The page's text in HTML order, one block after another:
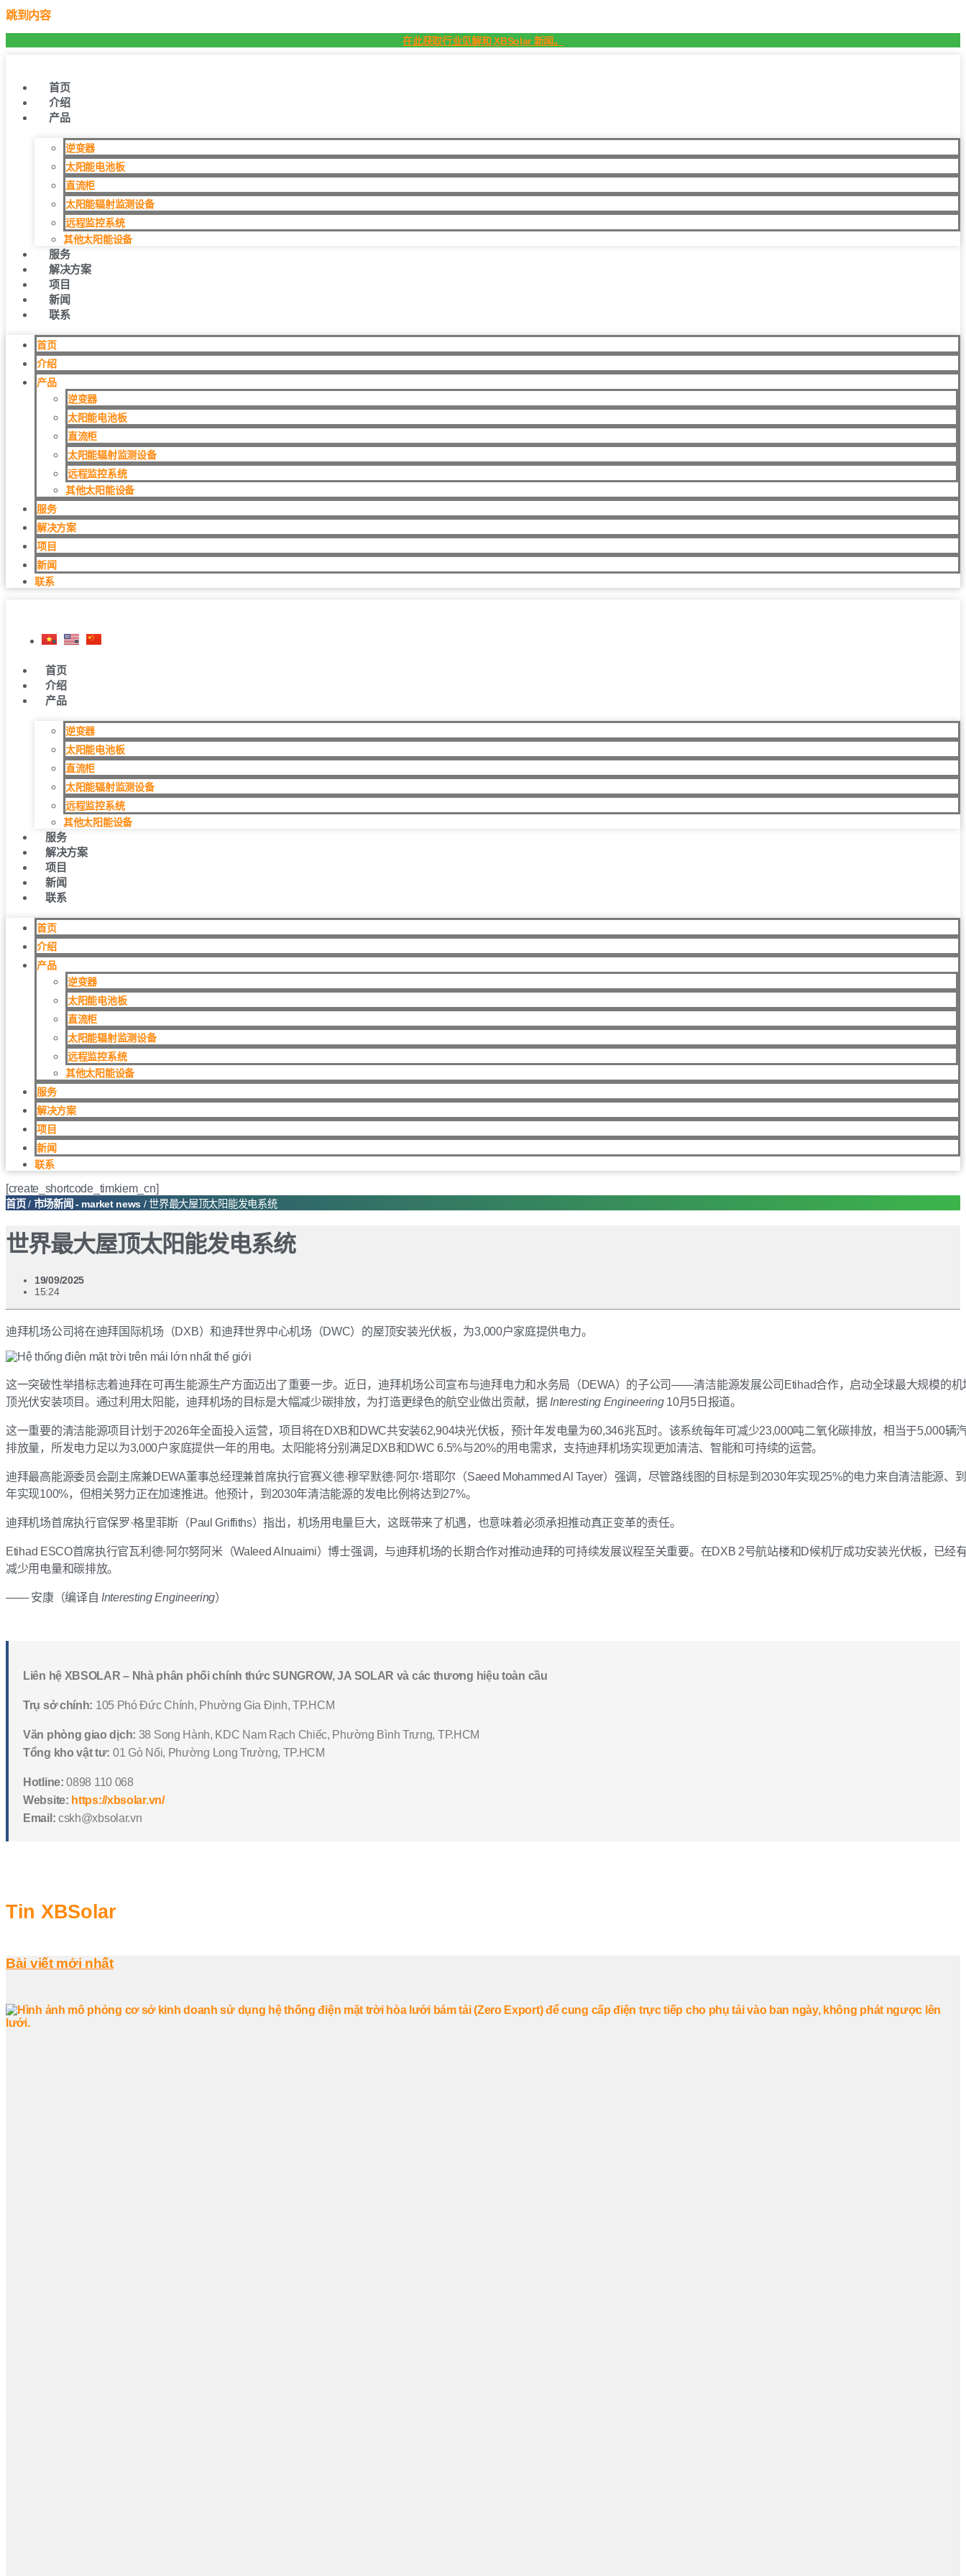
跳到内容
在此获取行业见解和 XBSolar 新闻。
首页
介绍
产品
逆变器
太阳能电池板
直流柜
太阳能辐射监测设备
远程监控系统
其他太阳能设备
服务
解决方案
项目
新闻
联系
首页
介绍
产品
逆变器
太阳能电池板
直流柜
太阳能辐射监测设备
远程监控系统
其他太阳能设备
服务
解决方案
项目
新闻
联系
首页
介绍
产品
逆变器
太阳能电池板
直流柜
太阳能辐射监测设备
远程监控系统
其他太阳能设备
服务
解决方案
项目
新闻
联系
首页
介绍
产品
逆变器
太阳能电池板
直流柜
太阳能辐射监测设备
远程监控系统
其他太阳能设备
服务
解决方案
项目
新闻
联系
[create_shortcode_timkiem_cn]
首页 / 市场新闻 - market news / 世界最大屋顶太阳能发电系统
世界最大屋顶太阳能发电系统
19/09/2025
15:24
迪拜机场公司将在迪拜国际机场（DXB）和迪拜世界中心机场（DWC）的屋顶安装光伏板，为3,000户家庭提供电力。
这一突破性举措标志着迪拜在可再生能源生产方面迈出了重要一步。近日，迪拜机场公司宣布与迪拜电力和水务局（DEWA）的子公司——清洁能源发展公司Etihad合作，启动全球最大规模的机
顶光伏安装项目。通过利用太阳能，迪拜机场的目标是大幅减少碳排放，为打造更绿色的航空业做出贡献，据 Interesting Engineering10月5日报道。
这一重要的清洁能源项目计划于2026年全面投入运营，项目将在DXB和DWC共安装62,904块光伏板，预计年发电量为60,346兆瓦时。该系统每年可减少23,000吨二氧化碳排放，相当于5,000辆
排放量，所发电力足以为3,000户家庭提供一年的用电。太阳能将分别满足DXB和DWC 6.5%与20%的用电需求，支持迪拜机场实现更加清洁、智能和可持续的运营。
迪拜最高能源委员会副主席兼DEWA董事总经理兼首席执行官赛义德·穆罕默德·阿尔·塔耶尔（Saeed Mohammed Al Tayer）强调，尽管路线图的目标是到2030年实现25%的电力来自清洁能源、
年实现100%，但相关努力正在加速推进。他预计，到2030年清洁能源的发电比例将达到27%。
迪拜机场首席执行官保罗·格里菲斯（Paul Griffiths）指出，机场用电量巨大，这既带来了机遇，也意味着必须承担推动真正变革的责任。
Etihad ESCO首席执行官瓦利德·阿尔努阿米（Waleed Alnuaimi）博士强调，与迪拜机场的长期合作对推动迪拜的可持续发展议程至关重要。在DXB 2号航站楼和D候机厅成功安装光伏板，已经
减少用电量和碳排放。
—— 安康（编译自 Interesting Engineering）
Liên hệ XBSOLAR – Nhà phân phối chính thức SUNGROW, JA SOLAR và các thương hiệu toàn cầu
Trụ sở chính: 105 Phó Đức Chính, Phường Gia Định, TP.HCM
Văn phòng giao dịch: 38 Song Hành, KDC Nam Rạch Chiếc, Phường Bình Trưng, TP.HCM
Tổng kho vật tư: 01 Gò Nổi, Phường Long Trường, TP.HCM
Hotline: 0898 110 068
Website: https://xbsolar.vn/
Email: cskh@xbsolar.vn
Tin XBSolar
Bài viết mới nhất